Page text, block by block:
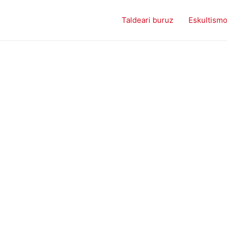
Taldeari buruz Eskultismo